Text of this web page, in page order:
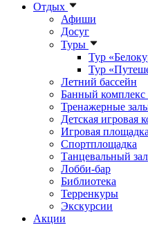
Отдых
Афиши
Досуг
Туры
Тур
Тур
Летний бассейн
Банный комплекс
Тренажерные
Детская игровая
Игровая площадка
Спортплощадка
Танцевальный зал
Лобби-бар
Библиотека
Терренкуры
Экскурсии
Акции